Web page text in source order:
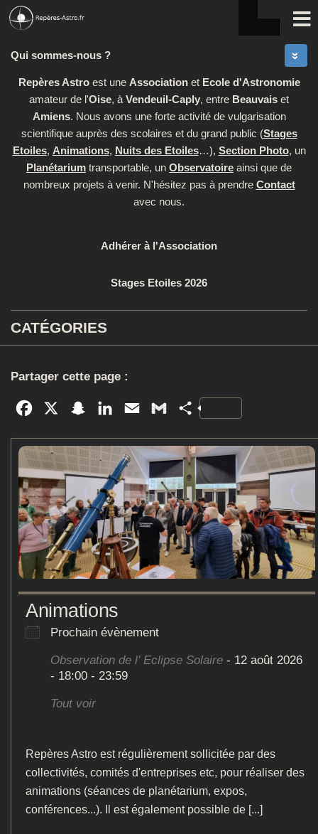
Skip to content
Qui sommes-nous ?
Repères Astroest une Associationet Ecole d'Astronomie
amateur de l'Oise, à Vendeuil-Caply, entre Beauvais et
Amiens. Nous avons une forte activité de vulgarisation
scientifique auprès des scolaires et du grand public (Stages
Etoiles, Animations, Nuits des Etoiles…), Section Photo, un
Planétarium transportable, un Observatoire ainsi que de
nombreux projets à venir. N'hésitez pas à prendre Contact
avec nous.
Adhérer à l'Association
Stages Etoiles 2026
CATÉGORIES
Partager cette page :
Facebook SnapchatLinkedInEmail GmailPartager
Animations
Prochain évènement
Observation de l' Eclipse Solaire - 12 août 2026
- 18:00 - 23:59
Tout voir
Repères Astro est régulièrement sollicitée par des
collectivités, comités d'entreprises etc, pour réaliser des
animations (séances de planétarium, expos,
conférences...). Il est également possible de [...]